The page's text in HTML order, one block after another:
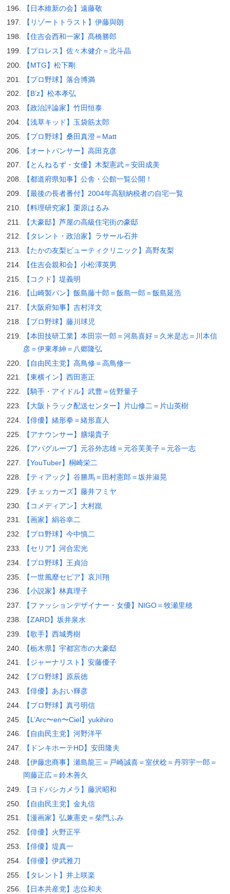
【日本維新の会】遠藤敬
【リゾートトラスト】伊藤與朗
【住吉会西和一家】髙橋勝郎
【プロレス】佐々木健介＝北斗晶
【MTG】松下剛
【プロ野球】落合博満
【B’z】松本孝弘
【政治評論家】竹田恒泰
【浅草キッド】玉袋筋太郎
【プロ野球】桑田真澄＝Matt
【オートパンサー】高田克彦
【とんねるず・女優】木梨憲武＝安田成美
【都道府県知事】公舎・公館一覧公開！
【最後の長者番付】2004年高額納税者の自宅一覧
【料理研究家】栗原はるみ
【大豪邸】芦屋の高級住宅街の豪邸
【タレント・政治家】ラサール石井
【たかの友梨ビューティクリニック】高野友梨
【住吉会親和会】小松澤英男
【コクド】堤義明
【山崎製パン】飯島藤十郎＝飯島一郎＝飯島延浩
【大阪府知事】吉村洋文
【プロ野球】藤川球児
【本田技研工業】本田宗一郎＝河島喜好＝久米是志＝川本信
彦＝伊東孝紳＝八郷隆弘
【自由民主党】高鳥修＝高鳥修一
【東横イン】西田憲正
【騎手・アイドル】武豊＝佐野量子
【大阪トラック配送センター】片山修二＝片山英樹
【俳優】緒形拳＝緒形直人
【アナウンサー】膳場貴子
【アパグループ】元谷外志雄＝元谷芙美子＝元谷一志
【YouTuber】桐崎栄二
【ティアック】谷勝馬＝田村憲郎＝坂井淑晃
【チェッカーズ】藤井フミヤ
【コメディアン】大村崑
【画家】絹谷幸二
【プロ野球】今中慎二
【セリア】河合宏光
【プロ野球】王貞治
【一世風靡セピア】哀川翔
【小説家】林真理子
【ファッションデザイナー・女優】NIGO＝牧瀬里穂
【ZARD】坂井泉水
【歌手】西城秀樹
【栃木県】宇都宮市の大豪邸
【ジャーナリスト】安藤優子
【プロ野球】原辰徳
【俳優】あおい輝彦
【プロ野球】真弓明信
【L’Arc〜en〜Ciel】yukihiro
【自由民主党】河野洋平
【ドンキホーテHD】安田隆夫
【伊藤忠商事】瀬島龍三＝戸崎誠喜＝室伏稔＝丹羽宇一郎＝
岡藤正広＝鈴木善久
【ヨドバシカメラ】藤沢昭和
【自由民主党】金丸信
【漫画家】弘兼憲史＝柴門ふみ
【俳優】火野正平
【俳優】堤真一
【俳優】伊武雅刀
【タレント】井上咲楽
【日本共産党】志位和夫